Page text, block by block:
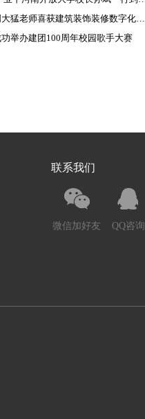
举办建团100周年校园歌手大赛
联系我们
微信加好友 QQ咨询